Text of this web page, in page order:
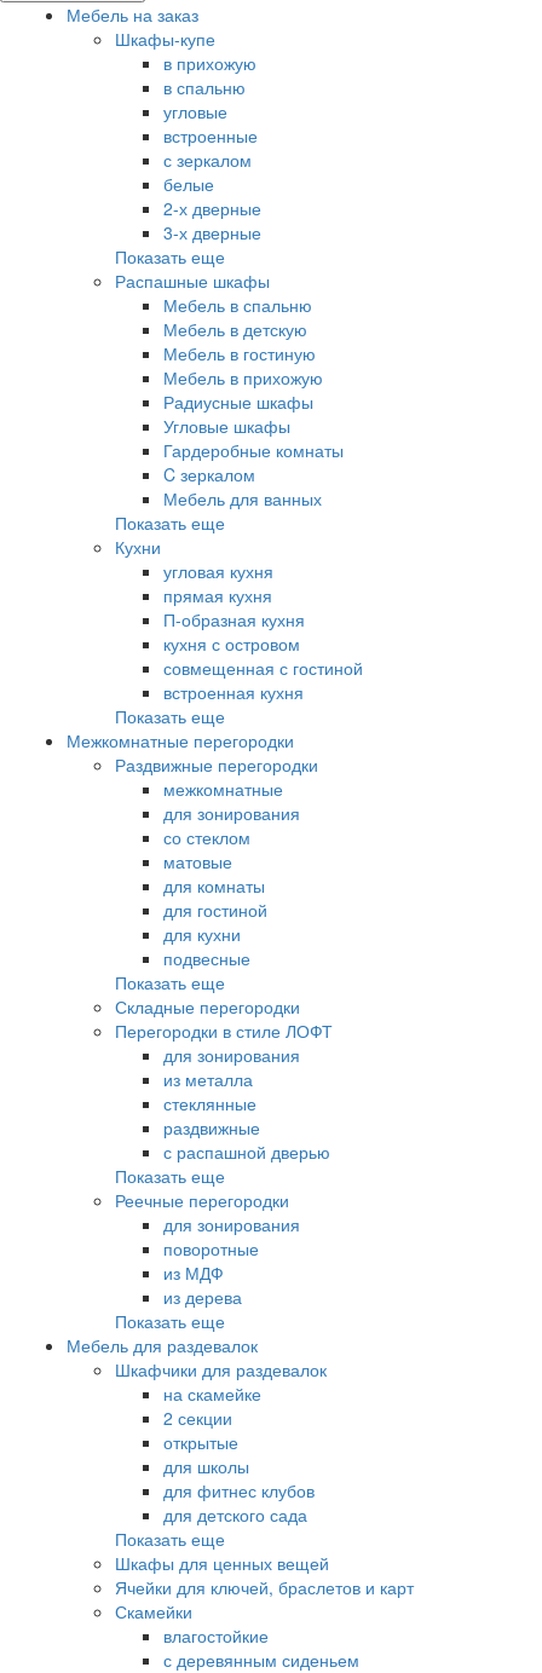
Мебель на заказ
Шкафы-купе
в прихожую
в спальню
угловые
встроенные
с зеркалом
белые
2-х дверные
3-х дверные
Показать еще
Распашные шкафы
Мебель в спальню
Мебель в детскую
Мебель в гостиную
Мебель в прихожую
Радиусные шкафы
Угловые шкафы
Гардеробные комнаты
C зеркалом
Мебель для ванных
Показать еще
Кухни
угловая кухня
прямая кухня
П-образная кухня
кухня с островом
совмещенная с гостиной
встроенная кухня
Показать еще
Межкомнатные перегородки
Раздвижные перегородки
межкомнатные
для зонирования
со стеклом
матовые
для комнаты
для гостиной
для кухни
подвесные
Показать еще
Складные перегородки
Перегородки в стиле ЛОФТ
для зонирования
из металла
стеклянные
раздвижные
с распашной дверью
Показать еще
Реечные перегородки
для зонирования
поворотные
из МДФ
из дерева
Показать еще
Мебель для раздевалок
Шкафчики для раздевалок
на скамейке
2 секции
открытые
для школы
для фитнес клубов
для детского сада
Показать еще
Шкафы для ценных вещей
Ячейки для ключей, браслетов и карт
Скамейки
влагостойкие
с деревянным сиденьем